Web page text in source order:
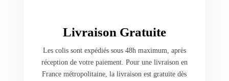
Livraison Gratuite
Les colis sont expédiés sous 48h maximum, après
réception de votre paiement. Pour une livraison en
France métropolitaine, la livraison est gratuite dès